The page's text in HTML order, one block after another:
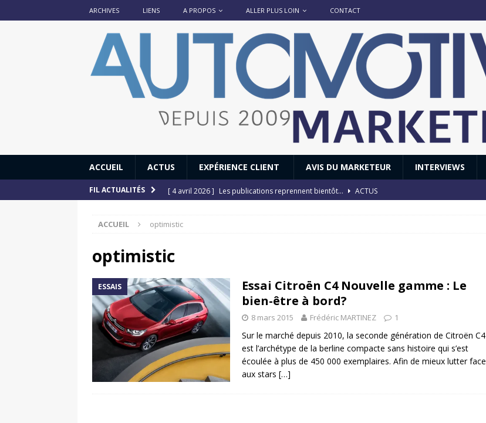
ARCHIVES LIENS A PROPOS ALLER PLUS LOIN CONTACT
ACCUEIL ACTUS EXPÉRIENCE CLIENT AVIS DU MARKETEUR INTERVIEWS
FIL ACTUALITÉS [ 4 avril 2026 ] Les publications reprennent bientôt…
ACTUS
[ 12 juillet 2025 ]
[ 11 avril 2020 ] #StayHome : Honda dévoile un spot publicitaire… confiné! ACTUS
ACCUEIL optimistic
optimistic
ESSAIS
Essai Citroën C4 Nouvelle gamme : Le
bien-être à bord?
8 mars 2015 Frédéric MARTINEZ 1
Sur le marché depuis 2010, la seconde génération de Citroën C4
est l’archétype de la berline compacte sans histoire qui s’est
écoulée à plus de 450 000 exemplaires. Afin de mieux lutter face
aux stars […]